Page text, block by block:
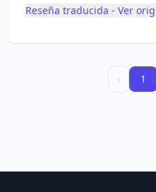
Reseña traducida - Ver
‹ 1